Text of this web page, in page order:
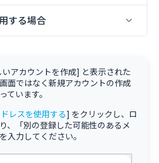
する場合
アカウントを作成] と表示された
面ではなく新規アカウントの作成
ています。
レスを使用する] をクリックし、ロ
、「別の登録した可能性のあるメ
入力してください。